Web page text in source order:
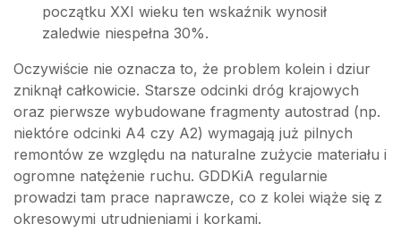
początku XXI wieku ten wskaźnik wynosił
zaledwie niespełna 30%.
Oczywiście nie oznacza to, że problem kolein i dziur
zniknął całkowicie. Starsze odcinki dróg krajowych
oraz pierwsze wybudowane fragmenty autostrad (np.
niektóre odcinki A4 czy A2) wymagają już pilnych
remontów ze względu na naturalne zużycie materiału i
ogromne natężenie ruchu. GDDKiA regularnie
prowadzi tam prace naprawcze, co z kolei wiąże się z
okresowymi utrudnieniami i korkami.